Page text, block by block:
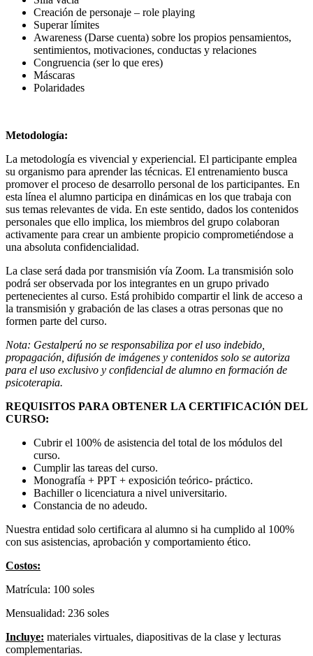
Creación de personaje – role playing
Superar límites
Awareness (Darse cuenta) sobre los propios pensamientos,
sentimientos, motivaciones, conductas y relaciones
Congruencia (ser lo que eres)
Máscaras
Polaridades
Metodología:
La metodología es vivencial y experiencial. El participante emplea
su organismo para aprender las técnicas. El entrenamiento busca
promover el proceso de desarrollo personal de los participantes. En
esta línea el alumno participa en dinámicas en los que trabaja con
sus temas relevantes de vida. En este sentido, dados los contenidos
personales que ello implica, los miembros del grupo colaboran
activamente para crear un ambiente propicio comprometiéndose a
una absoluta confidencialidad.
La clase será dada por transmisión vía Zoom. La transmisión solo
podrá ser observada por los integrantes en un grupo privado
pertenecientes al curso. Está prohibido compartir el link de acceso a
la transmisión y grabación de las clases a otras personas que no
formen parte del curso.
Nota: Gestalperú no se responsabiliza por el uso indebido,
propagación, difusión de imágenes y contenidos solo se autoriza
para el uso exclusivo y confidencial de alumno en formación de
psicoterapia.
REQUISITOS PARA OBTENER LA CERTIFICACIÓN DEL
CURSO:
Cubrir el 100% de asistencia del total de los módulos del
curso.
Cumplir las tareas del curso.
Monografía + PPT + exposición teórico- práctico.
Bachiller o licenciatura a nivel universitario.
Constancia de no adeudo.
Nuestra entidad solo certificara al alumno si ha cumplido al 100%
con sus asistencias, aprobación y comportamiento ético.
Costos:
Matrícula: 100 soles
Mensualidad: 236 soles
Incluye: materiales virtuales, diapositivas de la clase y lecturas
complementarias.